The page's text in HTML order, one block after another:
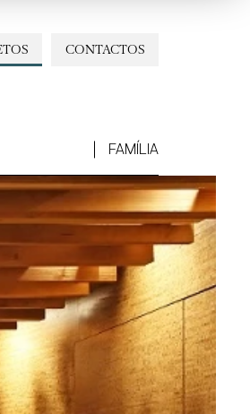
CONTACTOS
FAMÍLIA